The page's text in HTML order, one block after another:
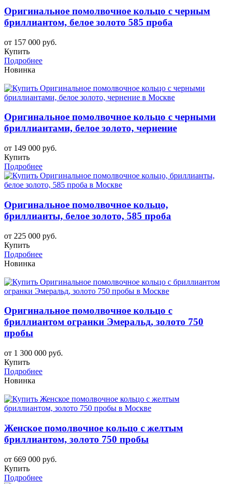
Оригинальное помолвочное кольцо с черным
бриллиантом, белое золото 585 проба
от 157 000 руб.
Купить
Подробнее
Новинка
Оригинальное помолвочное кольцо с черными
бриллиантами, белое золото, чернение
от 149 000 руб.
Купить
Подробнее
Оригинальное помолвочное кольцо,
бриллианты, белое золото, 585 проба
от 225 000 руб.
Купить
Подробнее
Новинка
Оригинальное помолвочное кольцо с
бриллиантом огранки Эмеральд, золото 750
пробы
от 1 300 000 руб.
Купить
Подробнее
Новинка
Женское помолвочное кольцо с желтым
бриллиантом, золото 750 пробы
от 669 000 руб.
Купить
Подробнее